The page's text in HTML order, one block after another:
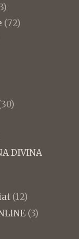
(72)
DIVINA
(12)
(3)